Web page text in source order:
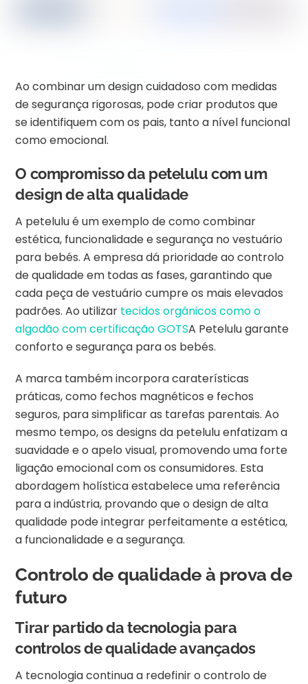
Ao combinar um design cuidadoso com medidas
de segurança rigorosas, pode criar produtos que
se identifiquem com os pais, tanto a nível funcional
como emocional.
O compromisso da petelulu com um
design de alta qualidade
A petelulu é um exemplo de como combinar
estética, funcionalidade e segurança no vestuário
para bebés. A empresa dá prioridade ao controlo
de qualidade em todas as fases, garantindo que
cada peça de vestuário cumpre os mais elevados
padrões. Ao utilizar tecidos orgânicos como o
algodão com certificação GOTSA Petelulu garante
conforto e segurança para os bebés.
A marca também incorpora caraterísticas
práticas, como fechos magnéticos e fechos
seguros, para simplificar as tarefas parentais. Ao
mesmo tempo, os designs da petelulu enfatizam a
suavidade e o apelo visual, promovendo uma forte
ligação emocional com os consumidores. Esta
abordagem holística estabelece uma referência
para a indústria, provando que o design de alta
qualidade pode integrar perfeitamente a estética,
a funcionalidade e a segurança.
Controlo de qualidade à prova de
futuro
Tirar partido da tecnologia para
controlos de qualidade avançados
A tecnologia continua a redefinir o controlo de